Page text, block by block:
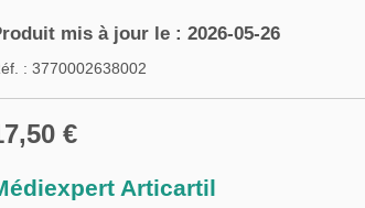
mis à jour le : 2026-05-26
: 3770002638002
€
Articartil